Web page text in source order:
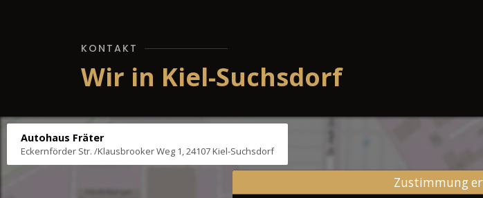
KONTAKT
Wir in Kiel-Suchsdorf
Autohaus Fräter
Eckernförder Str. /Klausbrooker Weg 1, 24107 Kiel-Suchsdorf
Zustimmung